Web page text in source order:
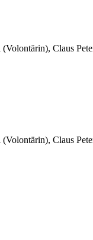
(Volontärin), Claus
(Volontärin), Claus